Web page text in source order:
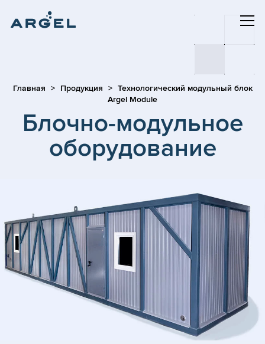
Главная Продукция
Технологический модульный блок
Argel Module
Блочно-модульное
оборудование